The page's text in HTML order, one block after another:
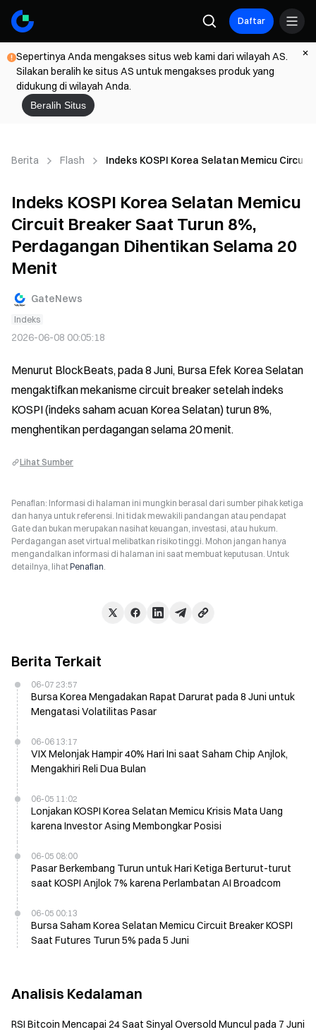
Daftar
Sepertinya Anda mengakses situs web kami dari wilayah AS.
Silakan beralih ke situs AS untuk mengakses produk yang
didukung di wilayah Anda.
Beralih Situs
Berita Flash Indeks KOSPI Korea Selatan Memicu
Indeks KOSPI Korea Selatan Memicu
Circuit Breaker Saat Turun 8%,
Perdagangan Dihentikan Selama 20
Menit
GateNews
Indeks
2026-06-08 00:05:18
Menurut BlockBeats, pada 8 Juni, Bursa Efek Korea Selatan
mengaktifkan mekanisme circuit breaker setelah indeks
KOSPI (indeks saham acuan Korea Selatan) turun 8%,
menghentikan perdagangan selama 20 menit.
Lihat Sumber
Penafian: Informasi di halaman ini mungkin berasal dari sumber pihak ketiga
dan hanya untuk referensi. Ini tidak mewakili pandangan atau pendapat
Gate dan bukan merupakan nasihat keuangan, investasi, atau hukum.
Perdagangan aset virtual melibatkan risiko tinggi. Mohon jangan hanya
mengandalkan informasi di halaman ini saat membuat keputusan. Untuk
detailnya, lihatPenafian.
Berita Terkait
06-07 23:57
Bursa Korea Mengadakan Rapat Darurat pada 8 Juni untuk
Mengatasi Volatilitas Pasar
06-06 13:17
VIX Melonjak Hampir 40% Hari Ini saat Saham Chip Anjlok,
Mengakhiri Reli Dua Bulan
06-05 11:02
Lonjakan KOSPI Korea Selatan Memicu Krisis Mata Uang
karena Investor Asing Membongkar Posisi
06-05 08:00
Pasar Berkembang Turun untuk Hari Ketiga Berturut-turut
saat KOSPI Anjlok 7% karena Perlambatan AI Broadcom
06-05 00:13
Bursa Saham Korea Selatan Memicu Circuit Breaker KOSPI
Saat Futures Turun 5% pada 5 Juni
Analisis Kedalaman
RSI Bitcoin Mencapai 24 Saat Sinyal Oversold Muncul pada 7 Juni